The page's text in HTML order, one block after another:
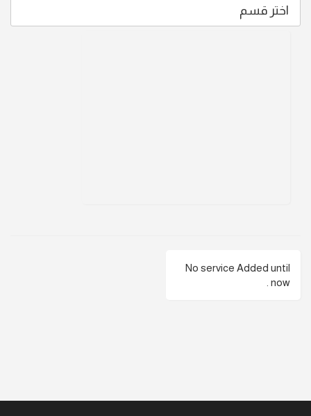
اختر قسم
No service Added until
now .